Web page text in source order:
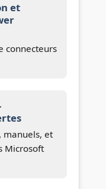
et
connecteurs
manuels, et
Microsoft